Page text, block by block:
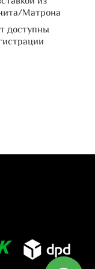
Матрона
доступны